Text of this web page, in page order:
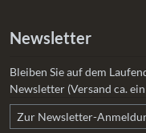
Newsletter
Bleiben Sie auf dem
Newsletter (Versand ca.
Zur Newsletter-